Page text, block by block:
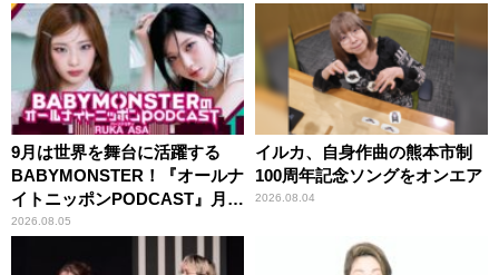
9月は世界を舞台に活躍する
BABYMONSTER！『オールナ
イトニッポンPODCAST』月替
わりパーソナリティ
2026.08.05
イルカ、自身作曲の熊本市制
100周年記念ソングをオンエア
2026.08.04